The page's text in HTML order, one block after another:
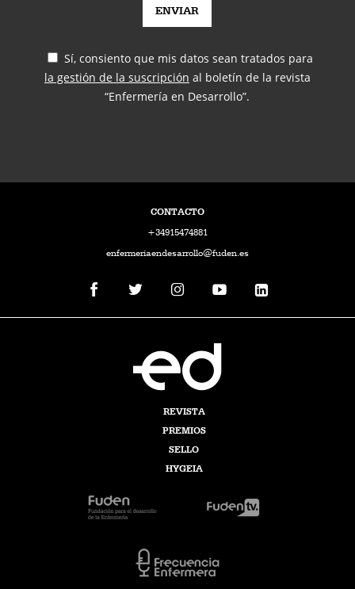
Sí, consiento que mis datos sean tratados para
la gestión de la suscripción al boletín de la revista
“Enfermería en Desarrollo”.
CONTACTO
+34915474881
enfermeriaendesarrollo@fuden.es
REVISTA
PREMIOS
SELLO
HYGEIA